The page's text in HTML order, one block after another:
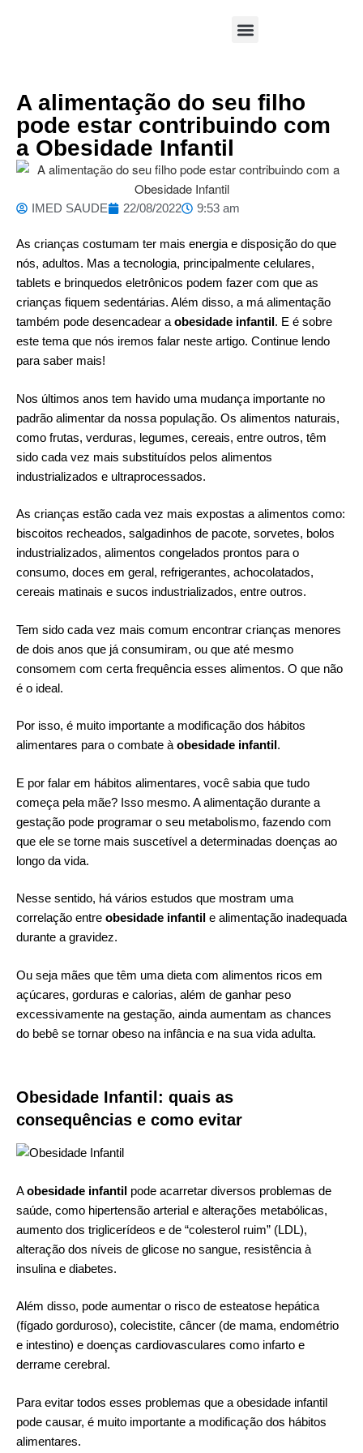
A alimentação do seu filho
pode estar contribuindo com
a Obesidade Infantil
IMED SAUDE 22/08/2022 9:53 am
As crianças costumam ter mais energia e disposição do que
nós, adultos. Mas a tecnologia, principalmente celulares,
tablets e brinquedos eletrônicos podem fazer com que as
crianças fiquem sedentárias. Além disso, a má alimentação
também pode desencadear a obesidade infantil. E é sobre
este tema que nós iremos falar neste artigo. Continue lendo
para saber mais!
Nos últimos anos tem havido uma mudança importante no
padrão alimentar da nossa população. Os alimentos naturais,
como frutas, verduras, legumes, cereais, entre outros, têm
sido cada vez mais substituídos pelos alimentos
industrializados e ultraprocessados.
As crianças estão cada vez mais expostas a alimentos como:
biscoitos recheados, salgadinhos de pacote, sorvetes, bolos
industrializados, alimentos congelados prontos para o
consumo, doces em geral, refrigerantes, achocolatados,
cereais matinais e sucos industrializados, entre outros.
Tem sido cada vez mais comum encontrar crianças menores
de dois anos que já consumiram, ou que até mesmo
consomem com certa frequência esses alimentos. O que não
é o ideal.
Por isso, é muito importante a modificação dos hábitos
alimentares para o combate à obesidade infantil.
E por falar em hábitos alimentares, você sabia que tudo
começa pela mãe? Isso mesmo. A alimentação durante a
gestação pode programar o seu metabolismo, fazendo com
que ele se torne mais suscetível a determinadas doenças ao
longo da vida.
Nesse sentido, há vários estudos que mostram uma
correlação entre obesidade infantil e alimentação inadequada
durante a gravidez.
Ou seja mães que têm uma dieta com alimentos ricos em
açúcares, gorduras e calorias, além de ganhar peso
excessivamente na gestação, ainda aumentam as chances
do bebê se tornar obeso na infância e na sua vida adulta.
Obesidade Infantil: quais as
consequências e como evitar
Aobesidade infantil pode acarretar diversos problemas de
saúde, como hipertensão arterial e alterações metabólicas,
aumento dos triglicerídeos e de “colesterol ruim” (LDL),
alteração dos níveis de glicose no sangue, resistência à
insulina e diabetes.
Além disso, pode aumentar o risco de esteatose hepática
(fígado gorduroso), colecistite, câncer (de mama, endométrio
e intestino) e doenças cardiovasculares como infarto e
derrame cerebral.
Para evitar todos esses problemas que a obesidade infantil
pode causar, é muito importante a modificação dos hábitos
alimentares.